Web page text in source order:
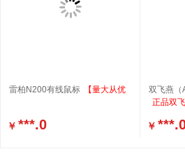
雷柏N200有线鼠标 【量大从优
￥ ***.0
双飞燕（
正品双
￥